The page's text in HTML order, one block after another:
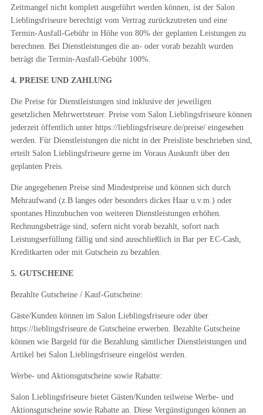
Zeitmangel nicht komplett ausgeführt werden können, ist der Salon
Lieblingsfriseure berechtigt vom Vertrag zurückzutreten und eine
Termin-Ausfall-Gebühr in Höhe von 80% der geplanten Leistungen zu
berechnen. Bei Dienstleistungen die an- oder vorab bezahlt wurden
beträgt die Termin-Ausfall-Gebühr 100%.
4. PREISE UND ZAHLUNG
Die Preise für Dienstleistungen sind inklusive der jeweiligen
gesetzlichen Mehrwertsteuer. Preise vom Salon Lieblingsfriseure können
jederzeit öffentlich unter https://lieblingsfriseure.de/preise/ eingesehen
werden. Für Dienstleistungen die nicht in der Preisliste beschrieben sind,
erteilt Salon Lieblingsfriseure gerne im Voraus Auskunft über den
geplanten Preis.
Die angegebenen Preise sind Mindestpreise und können sich durch
Mehraufwand (z.B langes oder besonders dickes Haar u.v.m.) oder
spontanes Hinzubuchen von weiteren Dienstleistungen erhöhen.
Rechnungsbeträge sind, sofern nicht vorab bezahlt, sofort nach
Leistungserfüllung fällig und sind ausschließlich in Bar per EC-Cash,
Kreditkarten oder mit Gutschein zu bezahlen.
5. GUTSCHEINE
Bezahlte Gutscheine / Kauf-Gutscheine:
Gäste/Kunden können im Salon Lieblingsfriseure oder über
https://lieblingsfriseure.de Gutscheine erwerben. Bezahlte Gutscheine
können wie Bargeld für die Bezahlung sämtlicher Dienstleistungen und
Artikel bei Salon Lieblingsfriseure eingelöst werden.
Werbe- und Aktionsgutscheine sowie Rabatte:
Salon Lieblingsfriseure bietet Gästen/Kunden teilweise Werbe- und
Aktionsgutscheine sowie Rabatte an. Diese Vergünstigungen können an